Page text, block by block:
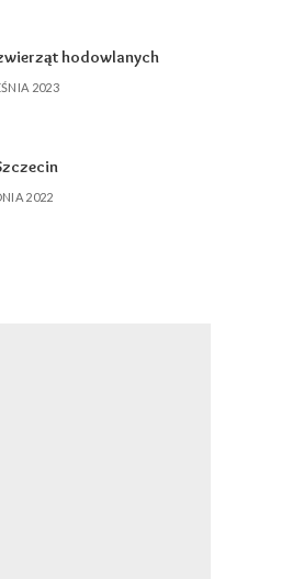
hodowlanych
2023
2022